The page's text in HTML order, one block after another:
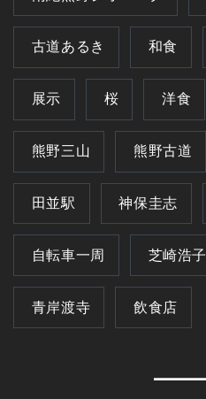
古道あるき 和食
展示 桜 洋食
熊野三山 熊野古道
田並駅 神保圭志
自転車一周 芝崎浩子
青岸渡寺 飲食店